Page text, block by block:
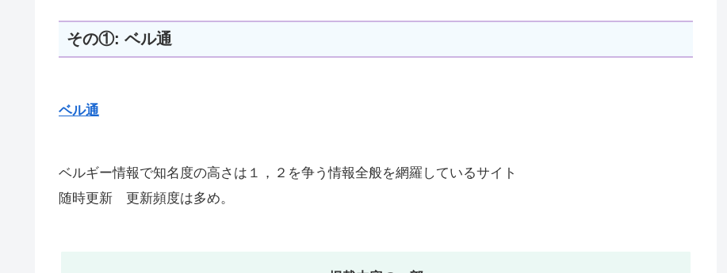
その①: ベル通
ベル通
ベルギー情報で知名度の高さは１，２を争う情報全般を網羅しているサイト
随時更新 更新頻度は多め。